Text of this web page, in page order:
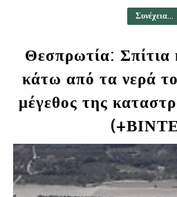
Συνέχεια...
Θεσπρωτία: Σπίτια
κάτω από τα νερά
μέγεθος της